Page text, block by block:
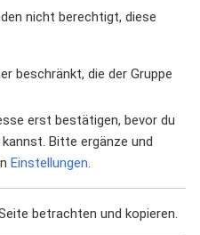
nicht berechtigt, diese
beschränkt, die der Gruppe
erst bestätigen, bevor du
Bitte ergänze und
Einstellungen.
betrachten und kopieren.